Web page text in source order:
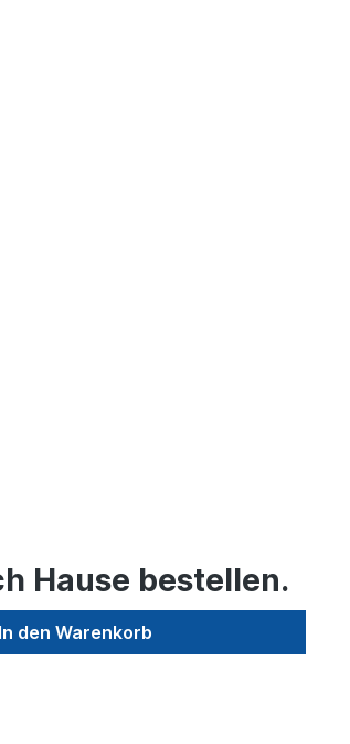
Hause bestellen.
In den Warenkorb